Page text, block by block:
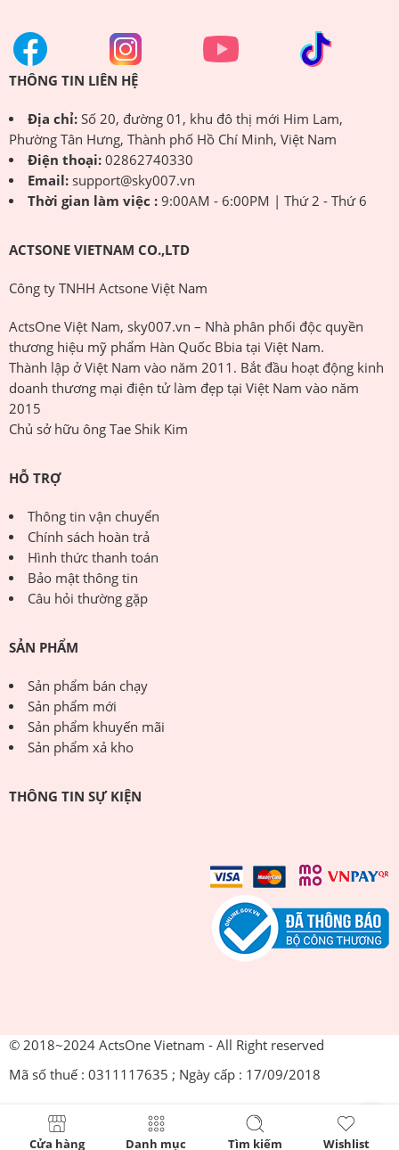
THÔNG TIN LIÊN HỆ
Địa chỉ:Số 20, đường 01, khu đô thị mới Him Lam,
Phường Tân Hưng, Thành phố Hồ Chí Minh, Việt Nam
Điện thoại:02862740330
Email:support@sky007.vn
Thời gian làm việc :9:00AM - 6:00PM | Thứ 2 - Thứ 6
ACTSONE VIETNAM CO.,LTD
Công ty TNHH Actsone Việt Nam
ActsOne Việt Nam, sky007.vn – Nhà phân phối độc quyền
thương hiệu mỹ phẩm Hàn Quốc Bbia tại Việt Nam.
Thành lập ở Việt Nam vào năm 2011. Bắt đầu hoạt động kinh
doanh thương mại điện tử làm đẹp tại Việt Nam vào năm
2015
Chủ sở hữu ông Tae Shik Kim
HỖ TRỢ
Thông tin vận chuyển
Chính sách hoàn trả
Hình thức thanh toán
Bảo mật thông tin
Câu hỏi thường gặp
SẢN PHẨM
Sản phẩm bán chạy
Sản phẩm mới
Sản phẩm khuyến mãi
Sản phẩm xả kho
THÔNG TIN SỰ KIỆN
© 2018~2024 ActsOne Vietnam - All Right reserved
Mã số thuế : 0311117635 ; Ngày cấp : 17/09/2018
Cửa hàng Danh mục Tìm kiếm Wishlist